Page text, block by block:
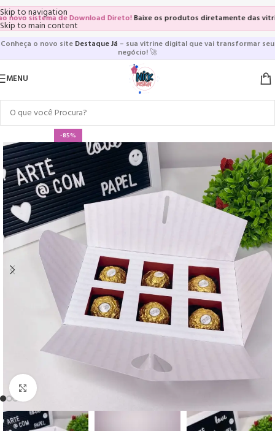
Skip to navigation
Skip to main content
sistema de Download Direto!Baixe os produtos diretamente das vitrines
Conheça o novo site Destaque Já – sua vitrine digital que vai transformar seu
negócio!🚀
MENU
-85%
Click to enlarge